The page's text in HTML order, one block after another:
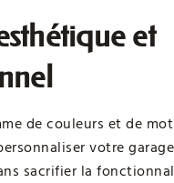
et
de couleurs et de
votre
sacrifier la